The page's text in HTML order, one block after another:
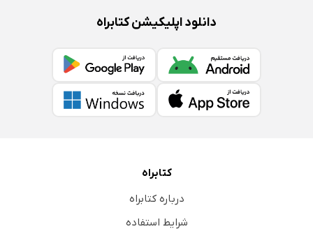
دانلود اپلیکیشن کتابراه
کتابراه
درباره کتابراه
شرایط استفاده